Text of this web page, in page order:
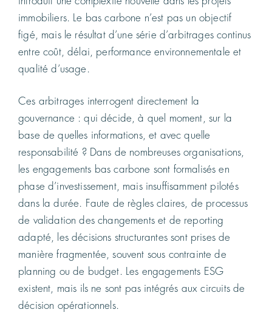
immobiliers. Le bas carbone n’est pas un objectif
figé, mais le résultat d’une série d’arbitrages continus
entre coût, délai, performance environnementale et
qualité d’usage.
Ces arbitrages interrogent directement la
gouvernance : qui décide, à quel moment, sur la
base de quelles informations, et avec quelle
responsabilité ? Dans de nombreuses organisations,
les engagements bas carbone sont formalisés en
phase d’investissement, mais insuffisamment pilotés
dans la durée. Faute de règles claires, de processus
de validation des changements et de reporting
adapté, les décisions structurantes sont prises de
manière fragmentée, souvent sous contrainte de
planning ou de budget. Les engagements ESG
existent, mais ils ne sont pas intégrés aux circuits de
décision opérationnels.